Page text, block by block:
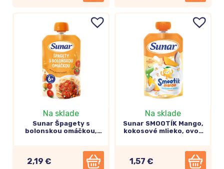
Príkrmy zeleninové ovocnéimäsové
Na sklade
Sunar Špagety s
bolonskou omáčkou,
2,19 €
Na sklade
Sunar SMOOTÍK Mango,
kokosové mlieko, ovos
1,57 €